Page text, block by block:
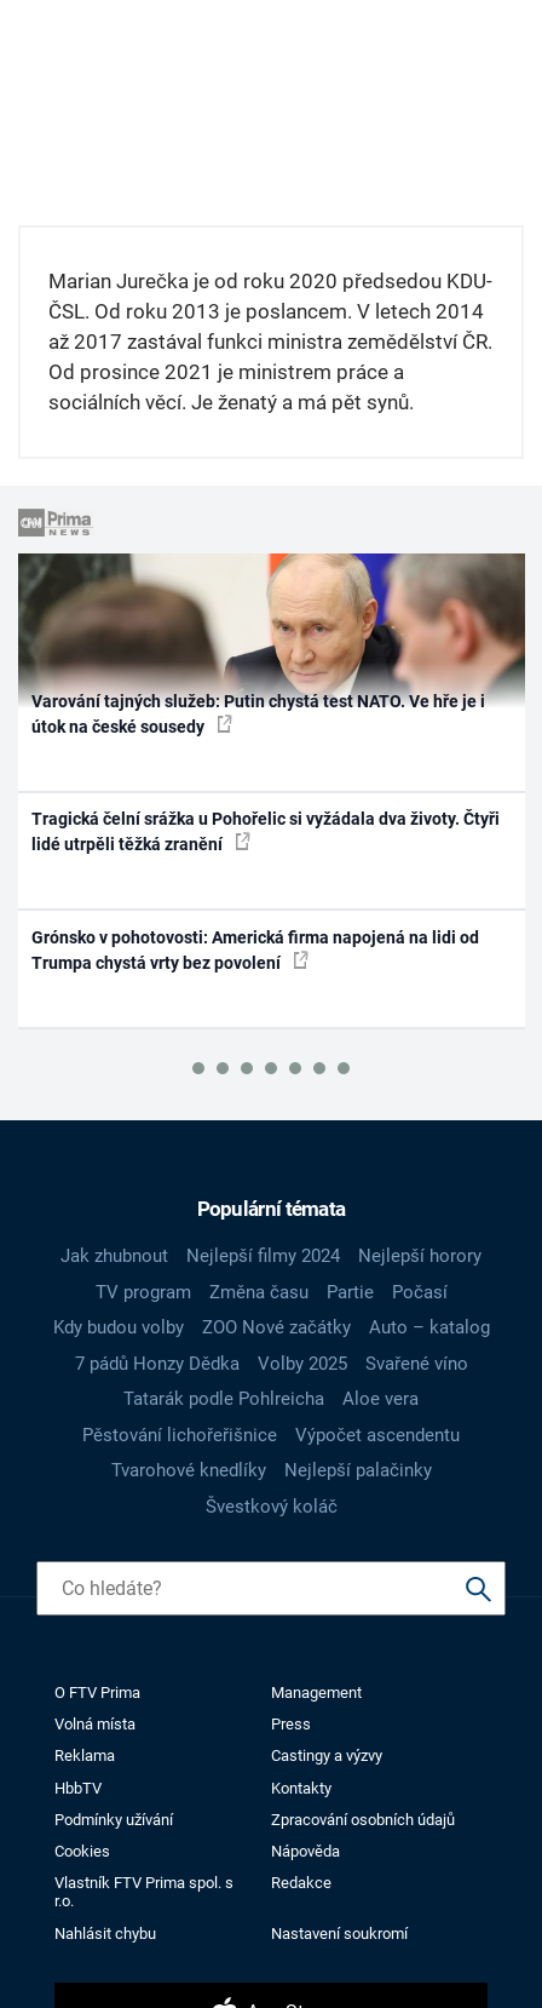
Marian Jurečka je od roku 2020 předsedou KDU-
ČSL. Od roku 2013 je poslancem. V letech 2014
až 2017 zastával funkci ministra zemědělství ČR.
Od prosince 2021 je ministrem práce a
sociálních věcí. Je ženatý a má pět synů.
Varování tajných služeb: Putin chystá test NATO. Ve hře je i
útok na české sousedy
Tragická čelní srážka u Pohořelic si vyžádala dva životy. Čtyři
lidé utrpěli těžká zranění
Grónsko v pohotovosti: Americká firma napojená na lidi od
Trumpa chystá vrty bez povolení
Populární témata
Jak zhubnout Nejlepší filmy 2024
Nejlepší horory
TV program
Změna času Partie
Počasí
Kdy budou volby
ZOO Nové začátky
Auto – katalog
7 pádů Honzy Dědka
Volby 2025
Svařené víno
Tatarák podle Pohlreicha
Aloe vera
Pěstování lichořeřišnice
Výpočet ascendentu
Tvarohové knedlíky
Nejlepší palačinky
Švestkový koláč
O FTV Prima
Management
Volná místa
Press
Reklama
Castingy a výzvy
HbbTV
Kontakty
Podmínky užívání
Zpracování osobních údajů
Cookies
Nápověda
Vlastník FTV Prima spol. s
r.o.
Redakce
Nahlásit chybu Nastavení soukromí